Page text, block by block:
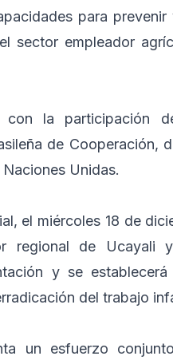
para
sector empleador
la participación
de Cooperación,
Unidas.
el miércoles 18 de
regional de Ucayali
y se
del trabajo
un esfuerzo